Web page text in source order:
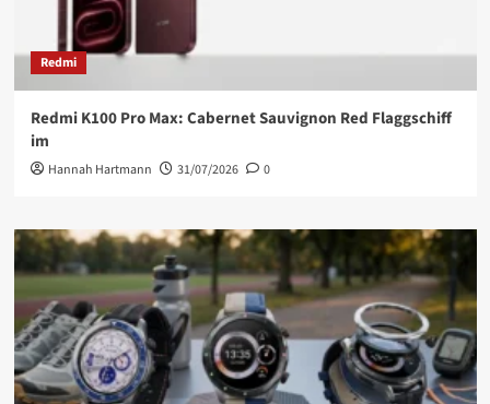
Redmi
Redmi K100 Pro Max: Cabernet Sauvignon Red Flaggschiff
im
Hannah Hartmann 31/07/2026 0